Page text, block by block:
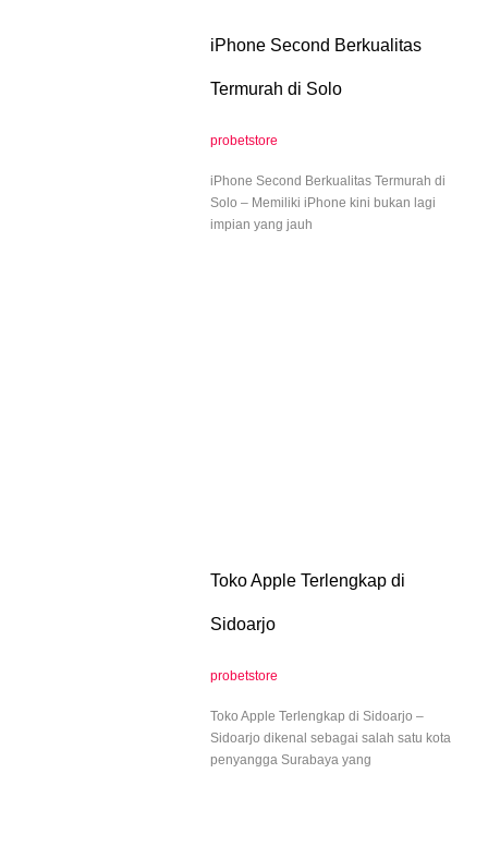
iPhone Second Berkualitas
Termurah di Solo
probetstore
iPhone Second Berkualitas Termurah di
Solo – Memiliki iPhone kini bukan lagi
impian yang jauh
Toko Apple Terlengkap di
Sidoarjo
probetstore
Toko Apple Terlengkap di Sidoarjo –
Sidoarjo dikenal sebagai salah satu kota
penyangga Surabaya yang